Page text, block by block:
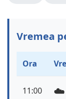
Vremea
Ora
11:00 ☁️